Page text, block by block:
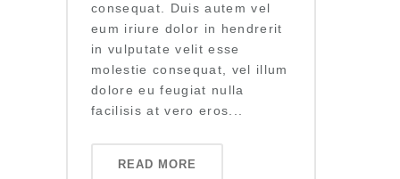
consequat. Duis autem vel
eum iriure dolor in hendrerit
in vulputate velit esse
molestie consequat, vel illum
dolore eu feugiat nulla
facilisis at vero eros...
READ MORE